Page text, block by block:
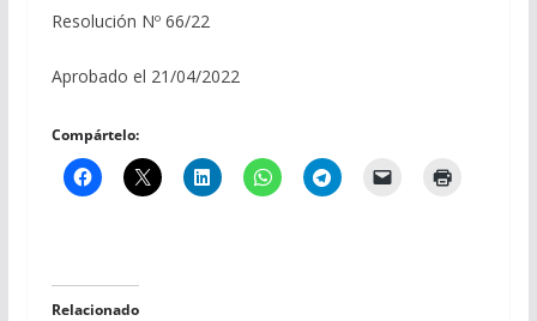
Resolución Nº 66/22
Aprobado el 21/04/2022
Compártelo:
Relacionado